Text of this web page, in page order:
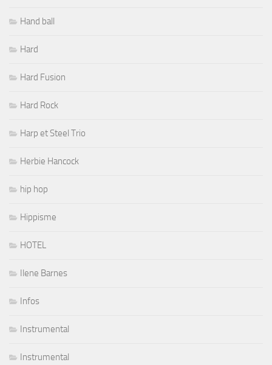
Hand ball
Hard
Hard Fusion
Hard Rock
Harp et Steel Trio
Herbie Hancock
hip hop
Hippisme
HOTEL
Ilene Barnes
Infos
Instrumental
Instrumental